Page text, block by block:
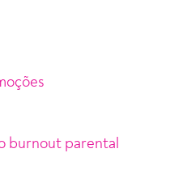
burnout parental